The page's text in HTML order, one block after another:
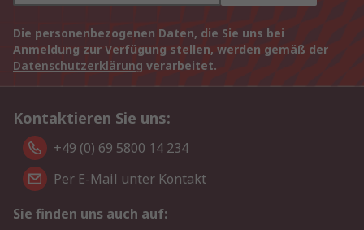
Die personenbezogenen Daten, die Sie uns bei
Anmeldung zur Verfügung stellen, werden gemäß der
Datenschutzerklärung verarbeitet.
Kontaktieren Sie uns:
+49 (0) 69 5800 14 234
Per E-Mail unter Kontakt
Sie finden uns auch auf: